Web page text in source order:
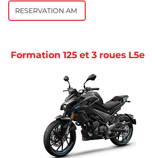
RESERVATION AM
Formation 125 et 3 roues L5e